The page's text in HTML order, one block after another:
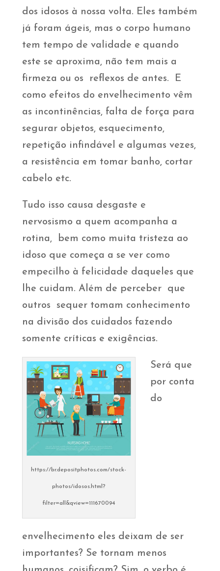
dos idosos à nossa volta. Eles também
já foram ágeis, mas o corpo humano
tem tempo de validade e quando
este se aproxima, não tem mais a
firmeza ou os reflexos de antes. E
como efeitos do envelhecimento vêm
as incontinências, falta de força para
segurar objetos, esquecimento,
repetição infindável e algumas vezes,
a resistência em tomar banho, cortar
cabelo etc.
Tudo isso causa desgaste e
nervosismo a quem acompanha a
rotina, bem como muita tristeza ao
idoso que começa a se ver como
empecilho à felicidade daqueles que
lhe cuidam. Além de perceber que
outros sequer tomam conhecimento
na divisão dos cuidados fazendo
somente críticas e exigências.
https://br.depositphotos.com/stock-
photos/idosos.html?
filter=all&qview=111670094
Será que
por conta
do
envelhecimento eles deixam de ser
importantes? Se tornam menos